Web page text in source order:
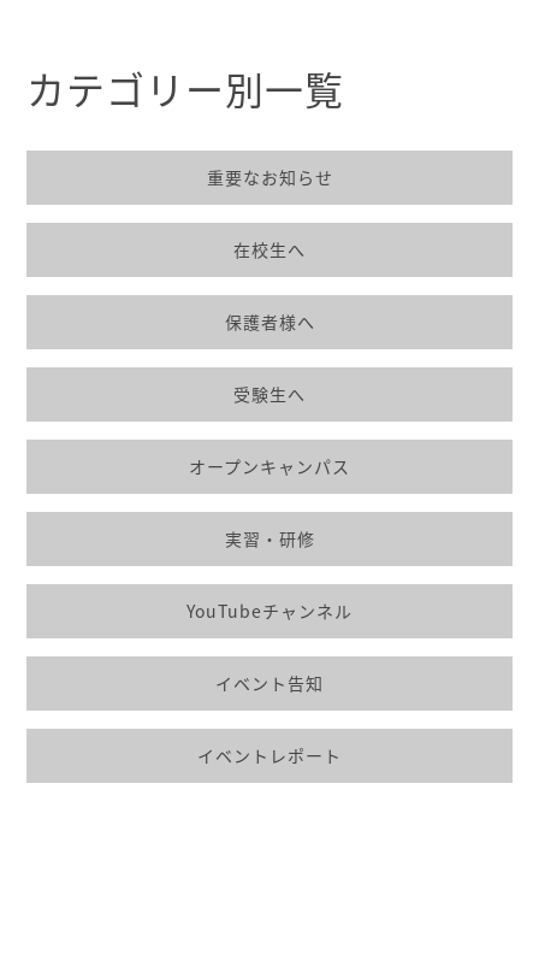
カテゴリー別一覧
重要なお知らせ
在校生へ
保護者様へ
受験生へ
オープンキャンパス
実習・研修
YouTubeチャンネル
イベント告知
イベントレポート